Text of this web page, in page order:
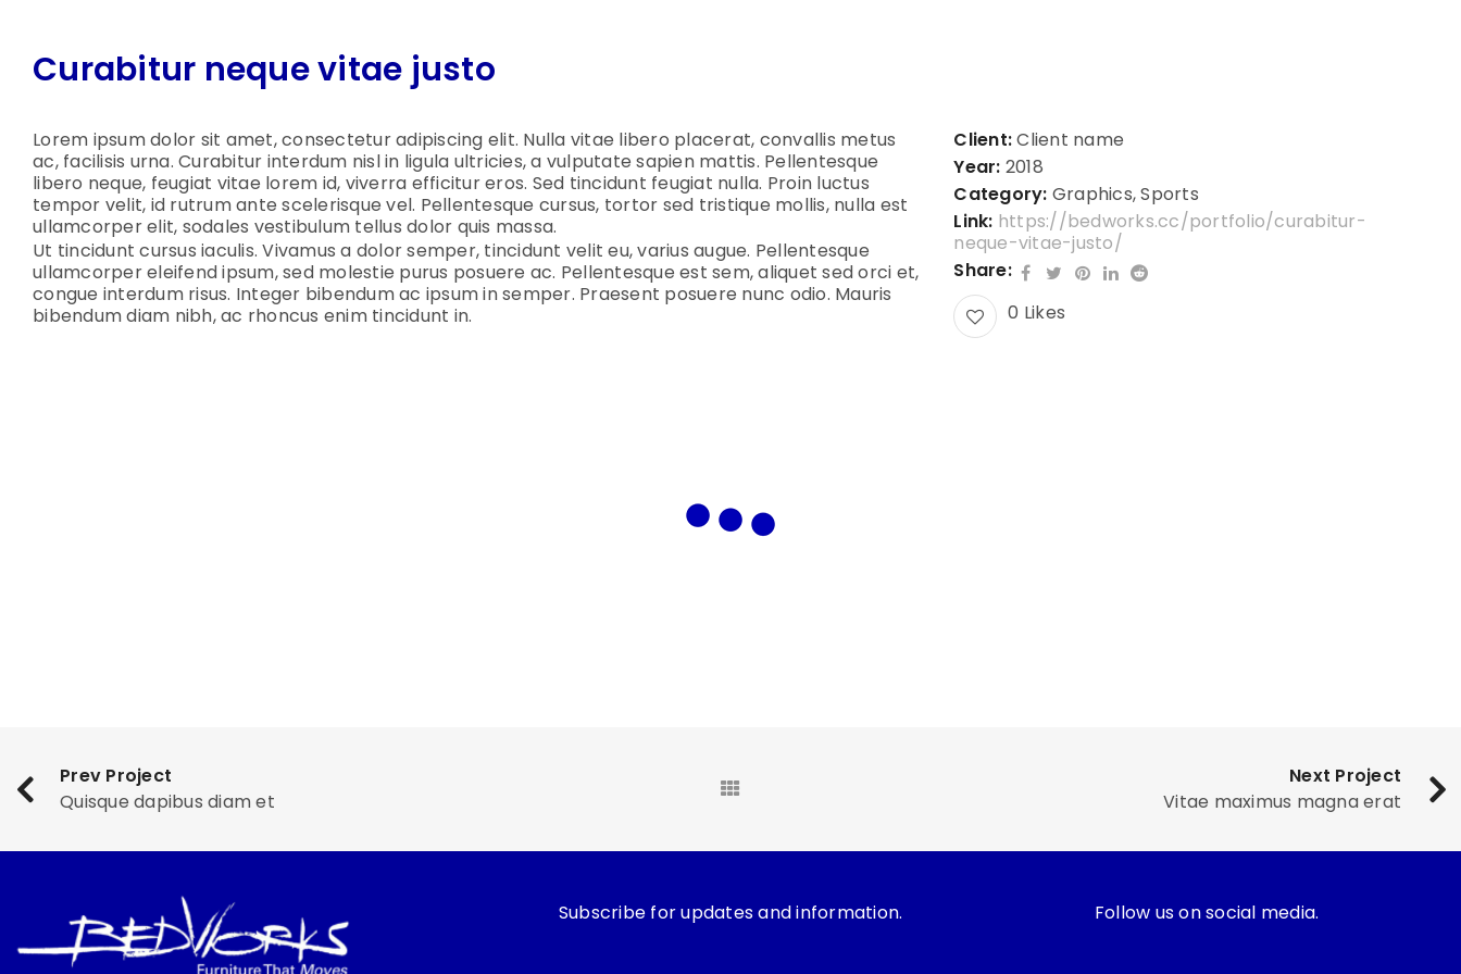
Curabitur neque vitae justo
Lorem ipsum dolor sit amet, consectetur adipiscing elit. Nulla vitae libero placerat, convallis metus
ac, facilisis urna. Curabitur interdum nisl in ligula ultricies, a vulputate sapien mattis. Pellentesque
libero neque, feugiat vitae lorem id, viverra efficitur eros. Sed tincidunt feugiat nulla. Proin luctus
tempor velit, id rutrum ante scelerisque vel. Pellentesque cursus, tortor sed tristique mollis, nulla est
ullamcorper elit, sodales vestibulum tellus dolor quis massa.
Ut tincidunt cursus iaculis. Vivamus a dolor semper, tincidunt velit eu, varius augue. Pellentesque
ullamcorper eleifend ipsum, sed molestie purus posuere ac. Pellentesque est sem, aliquet sed orci et,
congue interdum risus. Integer bibendum ac ipsum in semper. Praesent posuere nunc odio. Mauris
bibendum diam nibh, ac rhoncus enim tincidunt in.
Client:Client name
Year: 2018
Category: Graphics,Sports
Link: https://bedworks.cc/portfolio/curabitur-
neque-vitae-justo/
Share:
0 Likes
Prev Project
Quisque dapibus diam et
Next Project
Vitae maximus magna erat
Subscribe for updates and information. Follow us on social media.